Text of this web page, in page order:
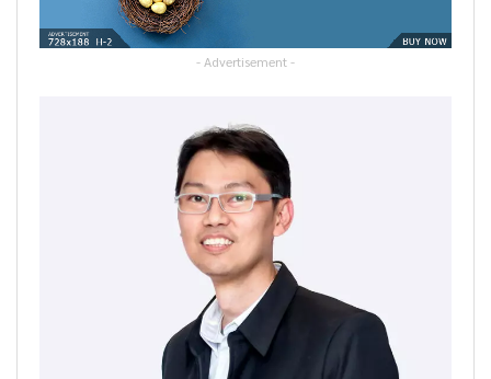
- Advertisement -